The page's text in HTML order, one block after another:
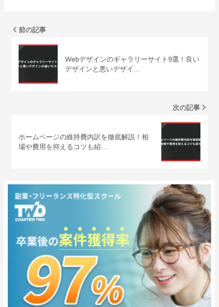
前の記事
Webデザインのギャラリーサイト9選！良い
デザインと悪いデザイ…
次の記事
ホームページの維持費内訳を徹底解説！相
場や費用を抑えるコツも紹…